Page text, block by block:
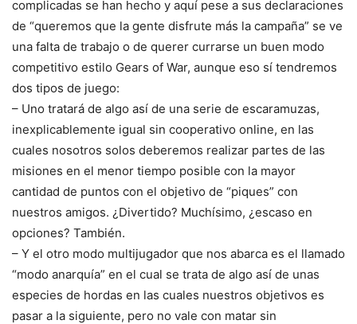
complicadas se han hecho y aquí pese a sus declaraciones
de “queremos que la gente disfrute más la campaña” se ve
una falta de trabajo o de querer currarse un buen modo
competitivo estilo Gears of War, aunque eso sí tendremos
dos tipos de juego:
– Uno tratará de algo así de una serie de escaramuzas,
inexplicablemente igual sin cooperativo online, en las
cuales nosotros solos deberemos realizar partes de las
misiones en el menor tiempo posible con la mayor
cantidad de puntos con el objetivo de “piques” con
nuestros amigos. ¿Divertido? Muchísimo, ¿escaso en
opciones? También.
– Y el otro modo multijugador que nos abarca es el llamado
“modo anarquía” en el cual se trata de algo así de unas
especies de hordas en las cuales nuestros objetivos es
pasar a la siguiente, pero no vale con matar sin